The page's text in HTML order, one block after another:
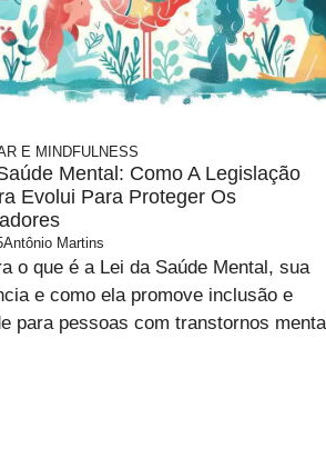
E MINDFULNESS
Mental: Como A Legislação
Evolui Para Proteger Os
Antônio Martins
o que é a Lei da Saúde Mental, sua
e como ela promove inclusão e
para pessoas com transtornos